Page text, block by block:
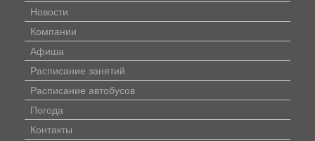
Новости
Компании
Афиша
Расписание занятий
Расписание автобусов
Погода
Контакты